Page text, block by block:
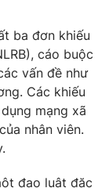
483/GP-BTTTT
Quốc Thắng,
ba đơn khiếu
cáo buộc
vấn đề như
Các khiếu
mạng xã
nhân viên.
đạo luật đặc